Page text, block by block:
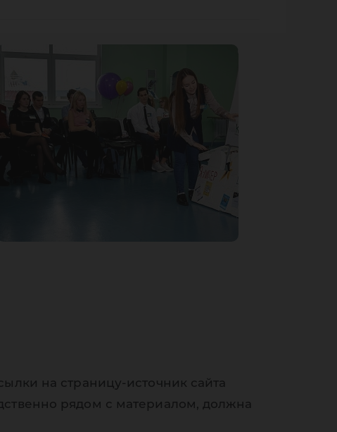
на страницу-источник сайта
рядом с материалом, должна